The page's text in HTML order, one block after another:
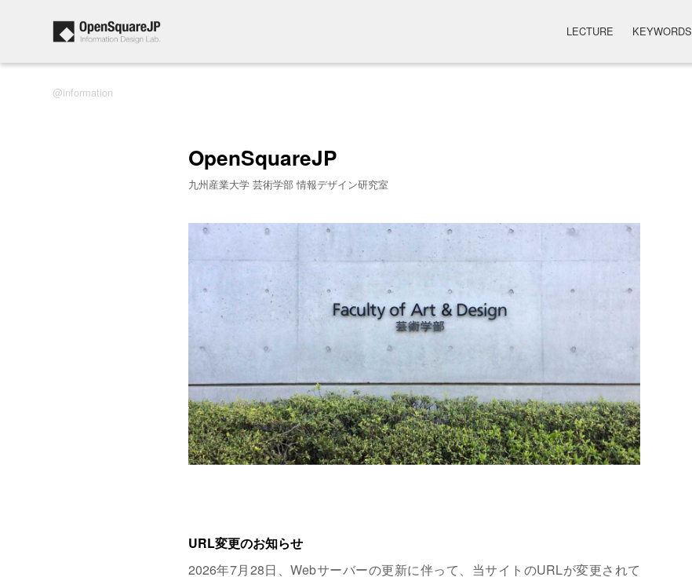
information
LECTURE KEYWORDS
OpenSquareJP
九州産業大学 芸術学部 情報デザイン研究室
URL変更のお知らせ
2026年7月28日、Webサーバーの更新に伴って、当サイトのURLが変更されて